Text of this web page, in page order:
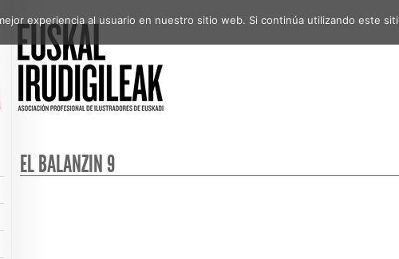
EL BALANZIN 9
experiencia al usuario en nuestro sitio web. Si continúa utilizando este